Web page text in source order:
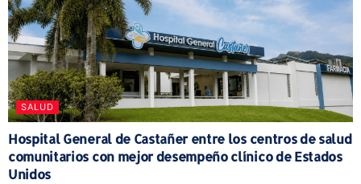
SALUD
Hospital General de Castañer entre los centros de salud
comunitarios con mejor desempeño clínico de Estados
Unidos